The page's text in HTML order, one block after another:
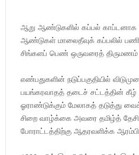
ஆறு ஆண்டுகளில் கப்பல் காப்டனாக
ஆண்டுகள் மாலைதீவுக் கப்பலில்
சிங்களப் பெண் ஒருவரைத் திருமணம்
எண்பதுகளின் நடுப்பகுதியில்
பயங்கரவாதத் தடைச் சட்டத்தின் கீழ்
ஓராண்டுக்கும் மேலாகத் தடுத்து
சிறை வாழ்க்கை அவரை தமிழ்த்
போராட்டத்திற்கு ஆதரவளிக்க